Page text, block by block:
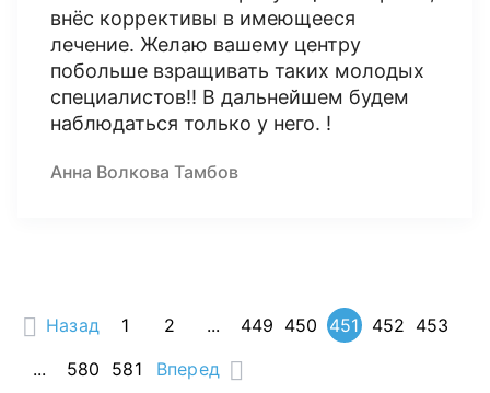
внёс коррективы в имеющееся
лечение. Желаю вашему центру
побольше взращивать таких молодых
специалистов!! В дальнейшем будем
наблюдаться только у него. !
Анна Волкова Тамбов
Назад 1 2 ... 449 450 451 452 453
...
580 581 Вперед